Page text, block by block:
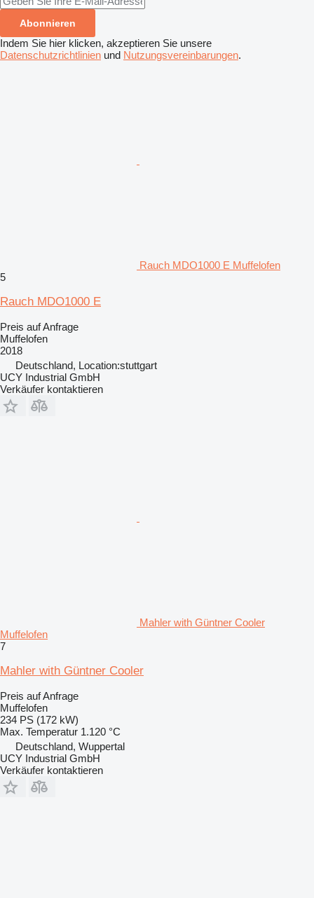
Abonnieren
Indem Sie hier klicken, akzeptieren Sie unsere
Datenschutzrichtlinien und Nutzungsvereinbarungen.
Rauch MDO1000 E Muffelofen
5
Rauch MDO1000 E
Preis auf Anfrage
Muffelofen
2018
Deutschland, Location:stuttgart
UCY Industrial GmbH
Verkäufer kontaktieren
Mahler with Güntner Cooler
Muffelofen
7
Mahler with Güntner Cooler
Preis auf Anfrage
Muffelofen
234 PS (172 kW)
Max. Temperatur 1.120 °C
Deutschland, Wuppertal
UCY Industrial GmbH
Verkäufer kontaktieren